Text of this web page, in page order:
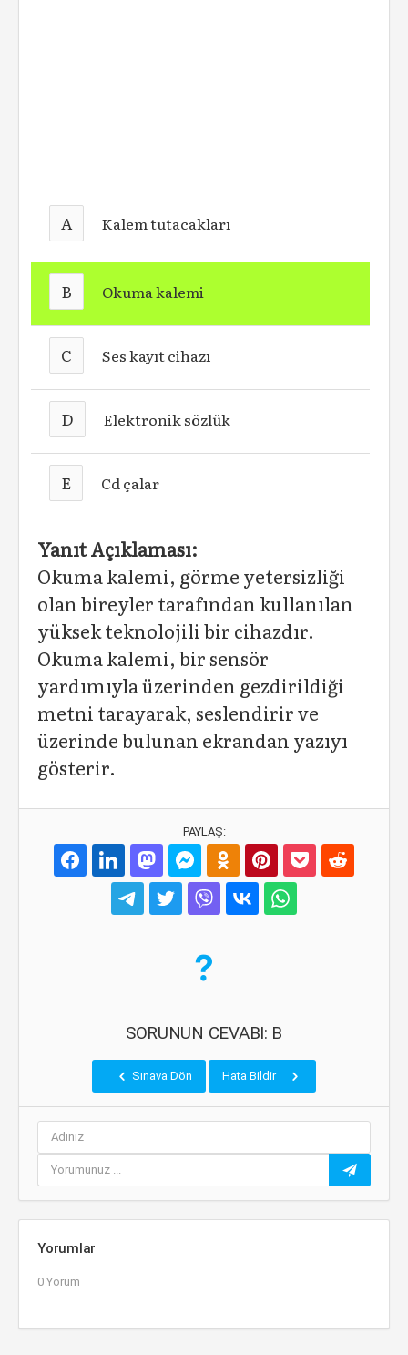
A Kalem tutacakları
B Okuma kalemi
C Ses kayıt cihazı
D Elektronik sözlük
E Cd çalar
Yanıt Açıklaması:
Okuma kalemi, görme yetersizliği
olan bireyler tarafından kullanılan
yüksek teknolojili bir cihazdır.
Okuma kalemi, bir sensör
yardımıyla üzerinden gezdirildiği
metni tarayarak, seslendirir ve
üzerinde bulunan ekrandan yazıyı
gösterir.
PAYLAŞ:
SORUNUN CEVABI: B
Sınava Dön Hata Bildir
Yorumlar
0 Yorum